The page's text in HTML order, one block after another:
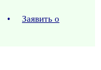
•
Заявить о